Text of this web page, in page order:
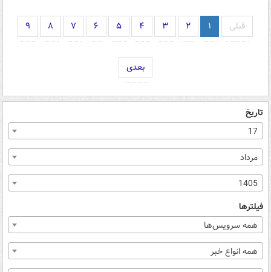
قبلی ۱ ۲ ۳ ۴ ۵ ۶ ۷ ۸ ۹
بعدی
تاریخ
17
مرداد
1405
فیلترها
همه سرویس‌ها
همه انواع خبر